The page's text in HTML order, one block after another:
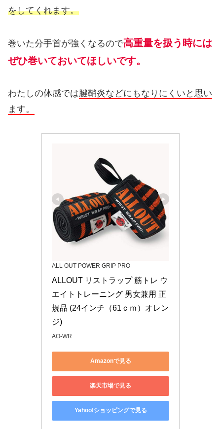
をしてくれます。
巻いた分手首が強くなるので高重量を扱う時には
ぜひ巻いておいてほしいです。
わたしの体感では腱鞘炎などにもなりにくいと思い
ます。
ALL OUT POWER GRIP PRO
ALLOUT リストラップ 筋トレ ウ
エイトトレーニング 男女兼用 正
規品 (24インチ（61ｃｍ）オレン
ジ)
AO-WR
Amazonで見る
楽天市場で見る
Yahoo!ショッピングで見る